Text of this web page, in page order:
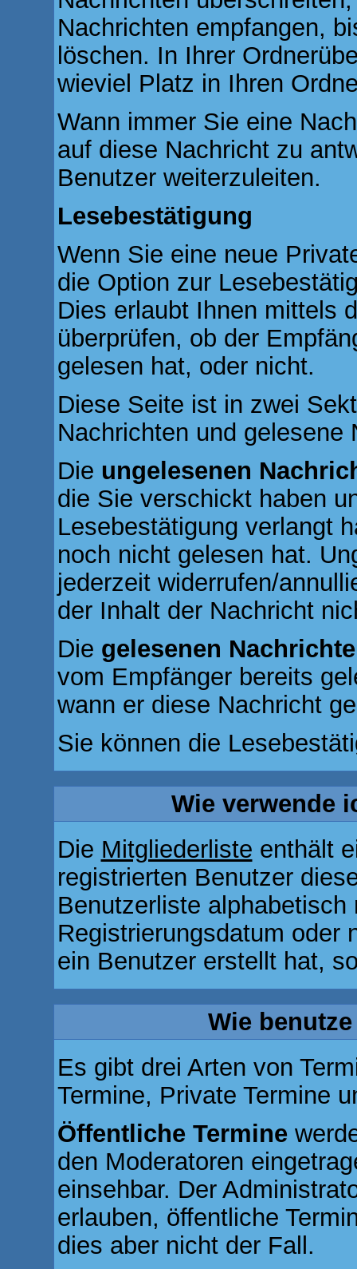
Nachrichten empfangen,
löschen. In Ihrer
wieviel Platz in Ihren
Wann immer Sie eine
auf diese Nachricht zu
Benutzer weiterzuleiten.
Lesebestätigung
Wenn Sie eine neue
die Option zur
Dies erlaubt Ihnen mittels
überprüfen, ob der
gelesen hat, oder nicht.
Diese Seite ist in zwei
Nachrichten und gelesene
Die ungelesenen
die Sie verschickt haben
Lesebestätigung verlangt
noch nicht gelesen hat.
jederzeit widerrufen/
der Inhalt der Nachricht
Die gelesenen
vom Empfänger bereits
wann er diese Nachricht
Sie können die
Wie verwende
Die Mitgliederliste enthält
registrierten Benutzer
Benutzerliste
Registrierungsdatum oder
ein Benutzer erstellt hat,
Wie
Es gibt drei Arten von
Termine, Private Termine
Öffentliche Termine
den Moderatoren
einsehbar. Der
erlauben, öffentliche
dies aber nicht der Fall.